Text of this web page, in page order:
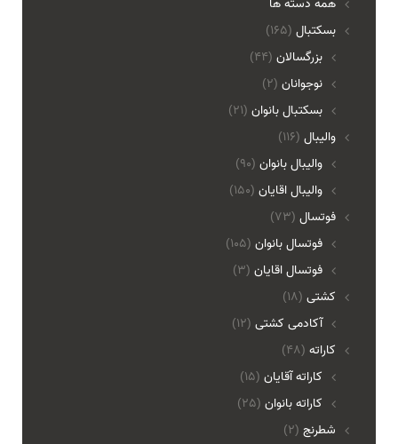
(165) بسکتبال
بزرگسالان (44)
نوجوانان (2)
بسکتبال بانوان (21)
(116) والیبال
واليبال بانوان (90)
واليبال اقايان (150)
(73) فوتسال
فوتسال بانوان (105)
فوتسال اقايان (3)
(18) کشتی
آکادمی کشتی (12)
(48) کاراته
کاراته آقایان (15)
کاراته بانوان (25)
(2) شطرنج